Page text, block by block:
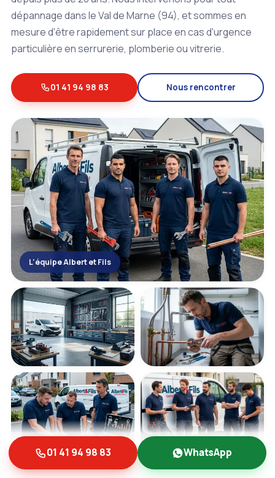
dépannage dans le Val de Marne (94), et sommes en
mesure d'être rapidement sur place en cas d'urgence
particulière en serrurerie, plomberie ou vitrerie.
01 41 94 98 83 Nous rencontrer
L'équipe Albert et Fils
01 41 94 98 83 WhatsApp